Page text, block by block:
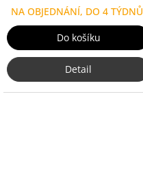
NA OBJEDNÁNÍ, DO 4 TÝDNŮ
Do košíku
Detail